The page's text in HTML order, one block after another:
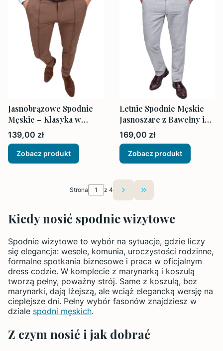
Jasnobrązowe Spodnie
Męskie – Klasyka w
Nowoczesnym Wydaniu
Cena
139,00 zł
Zobacz produkt
Letnie Spodnie Męskie
Jasnoszare z Bawełny i
Lnu
Cena
169,00 zł
Zobacz produkt
Strona z 4 Przejdź do ostatniej
Kiedy nosić spodnie wizytowe
Spodnie wizytowe to wybór na sytuacje, gdzie liczy
się elegancja: wesele, komunia, uroczystości rodzinne,
formalne spotkania biznesowe i praca w oficjalnym
dress codzie. W komplecie z marynarką i koszulą
tworzą pełny, poważny strój. Same z koszulą, bez
marynarki, dają lżejszą, ale wciąż elegancką wersję na
cieplejsze dni. Pełny wybór fasonów znajdziesz w
dziale spodni męskich.
Z czym nosić i jak dobrać